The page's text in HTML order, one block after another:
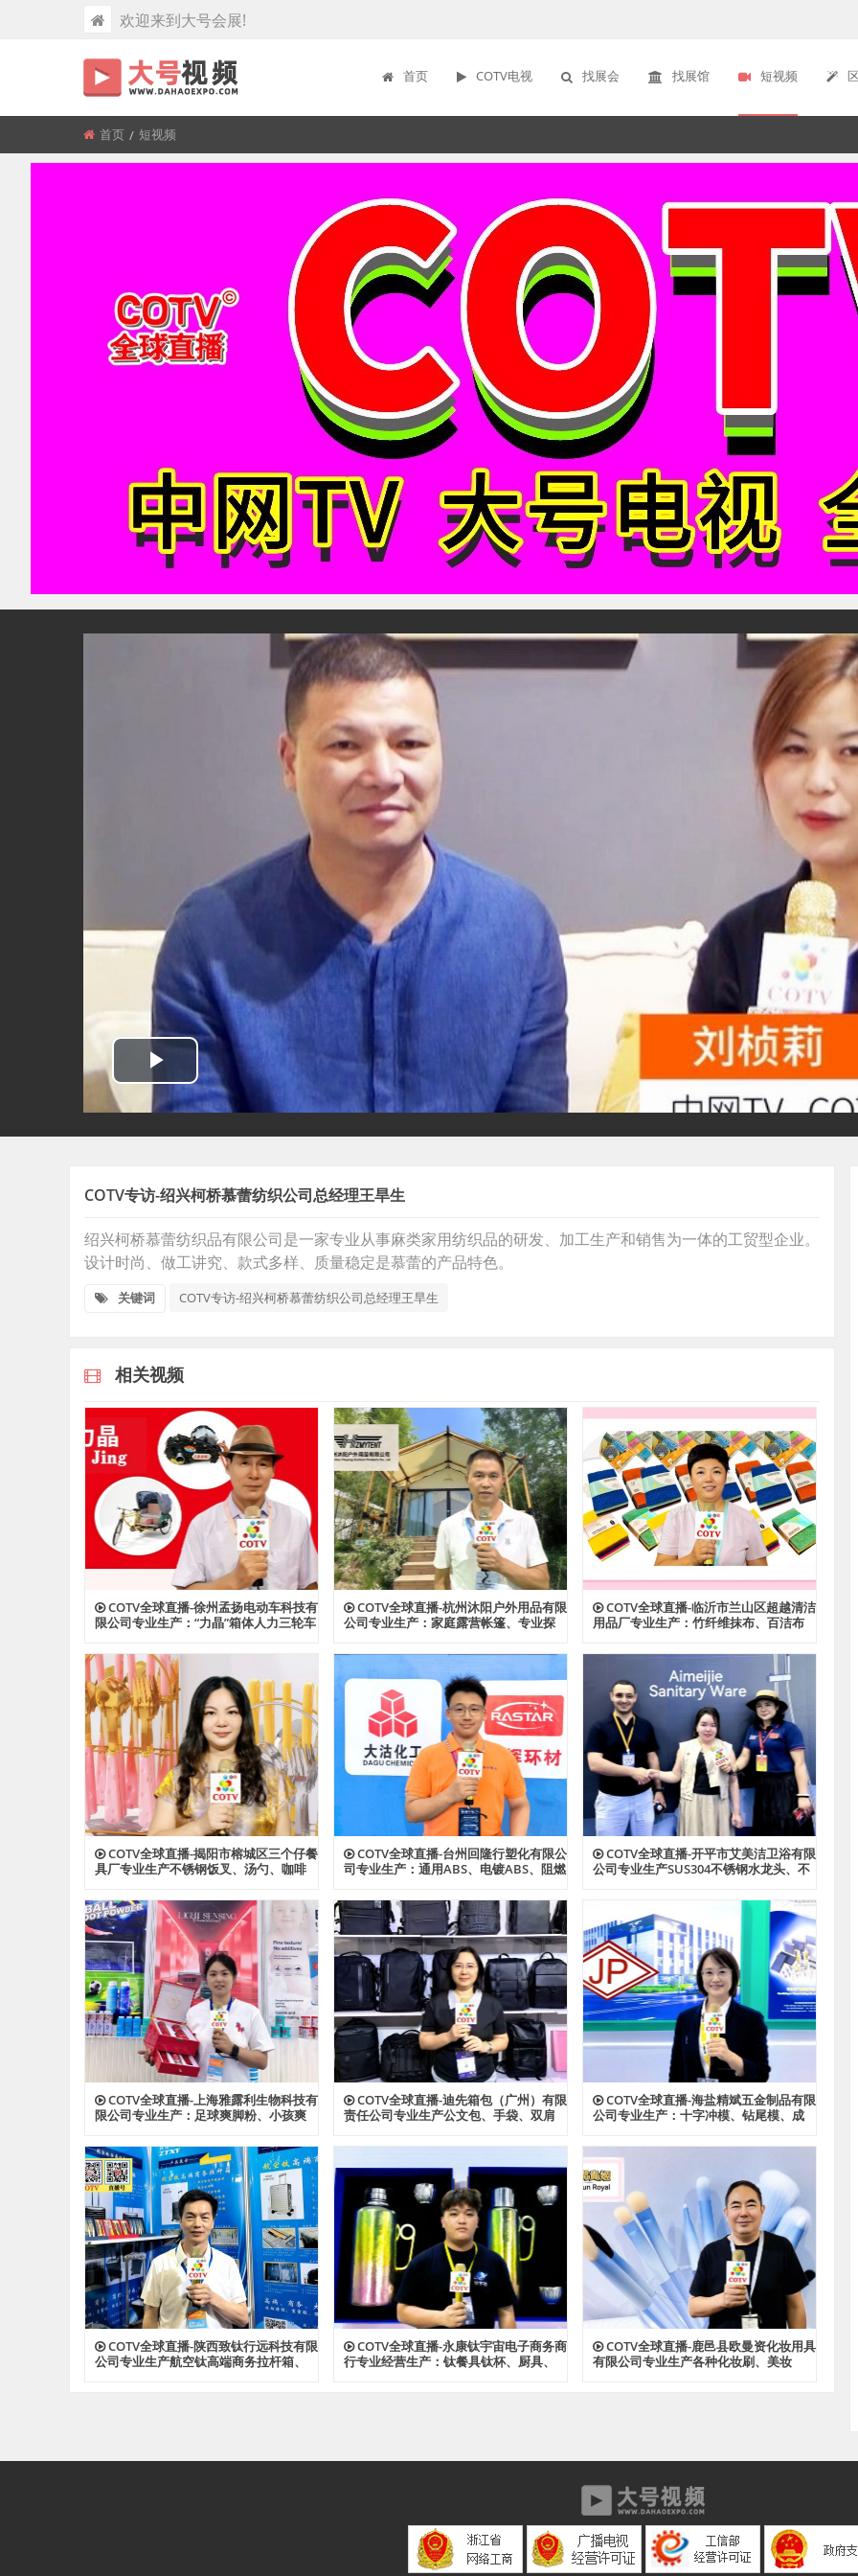
欢迎来到大号会展!
首页 COTV电视 找展会 找展馆 短视频
首页
所
在
短视频
COTV专访-绍兴柯桥慕蕾纺织公司总经理王旱生
绍兴柯桥慕蕾纺织品有限公司是一家专业从事麻类家用纺织品的研发、加工生产和销售为一体的工贸型企业。
设计时尚、做工讲究、款式多样、质量稳定是慕蕾的产品特色。
关键词 COTV专访-绍兴柯桥慕蕾纺织公司总经理王旱生
相关视频
COTV全球直播-徐州孟扬电动车科技有
限公司专业生产：“力晶”箱体人力三轮车
电板等产品；设计创新、款式多样，欢
迎全球新老客户前来洽谈采购！欢迎大
家光临！
COTV全球直播-杭州沐阳户外用品有限
公司专业生产：家庭露营帐篷、专业探
宠物帐篷等多功能户外帐篷系列产品；
设计创新、匠心制造、款式多样，源头
工厂，欢迎大家光临！
COTV全球直播-临沂市兰山区超越清洁
用品厂专业生产：竹纤维抹布、百洁布
+清洁球、刷洗块、清洁抺布等清洁用
品，欢迎大家光临！
COTV全球直播-揭阳市榕城区三个仔餐
具厂专业生产不锈钢饭叉、汤勺、咖啡
伴手礼等餐具用品，设计时尚、制造精
良、款式多样，现货供应并承接国内外
订单，欢迎大家光临！
COTV全球直播-台州回隆行塑化有限公
司专业生产：通用ABS、电镀ABS、阻燃
及代理透、改苯GPPS、HIPS系列等创新
型塑料颗粒产品，欢迎大家光临！
COTV全球直播-开平市艾美洁卫浴有限
公司专业生产SUS304不锈钢水龙头、不
房面盆龙头、抽拉水龙头、过滤净水龙
头以及洗脸盆等系列洁具产品、源头工
厂，欢迎大家光临！
COTV全球直播-上海雅露利生物科技有
限公司专业生产：足球爽脚粉、小孩爽
蜂蜜胶原系列眼霜等系列美容健康产
品，源头工厂，欢迎大家光临！
COTV全球直播-迪先箱包（广州）有限
责任公司专业生产公文包、手袋、双肩
资料包等各种款式箱包产品，欢迎大家
COTV全球直播-海盐精斌五金制品有限
公司专业生产：十字冲模、钻尾模、成
处理与表面氮化处理系列产品，设计创
新、匠心制造、款式多样，源头工厂，
欢迎大家光临！
COTV全球直播-陕西致钛行远科技有限
公司专业生产航空钛高端商务拉杆箱、
COTV全球直播-永康钛宇宙电子商务商
行专业经营生产：钛餐具钛杯、厨具、
COTV全球直播-鹿邑县欧曼资化妆用具
有限公司专业生产各种化妆刷、美妆